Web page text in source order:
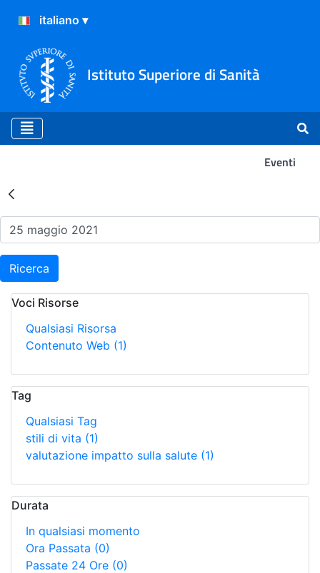
Istituto Superiore di Sanità
Eventi
Risultati della Ricerca -
Ricerca
Voci Risorse
Qualsiasi Risorsa
Contenuto Web (1)
Tag
Qualsiasi Tag
stili di vita (1)
valutazione impatto sulla salute (1)
Durata
In qualsiasi momento
Ora Passata (0)
Passate 24 Ore (0)